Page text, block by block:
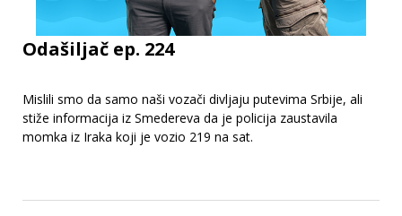
Odašiljač ep. 224
Mislili smo da samo naši vozači divljaju putevima Srbije, ali
stiže informacija iz Smedereva da je policija zaustavila
momka iz Iraka koji je vozio 219 na sat.